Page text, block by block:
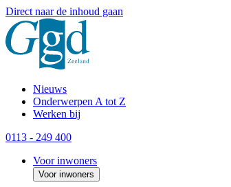
Direct naar de inhoud gaan
Nieuws
Onderwerpen A tot Z
Werken bij
0113 - 249 400
Voor inwoners
Voor inwoners